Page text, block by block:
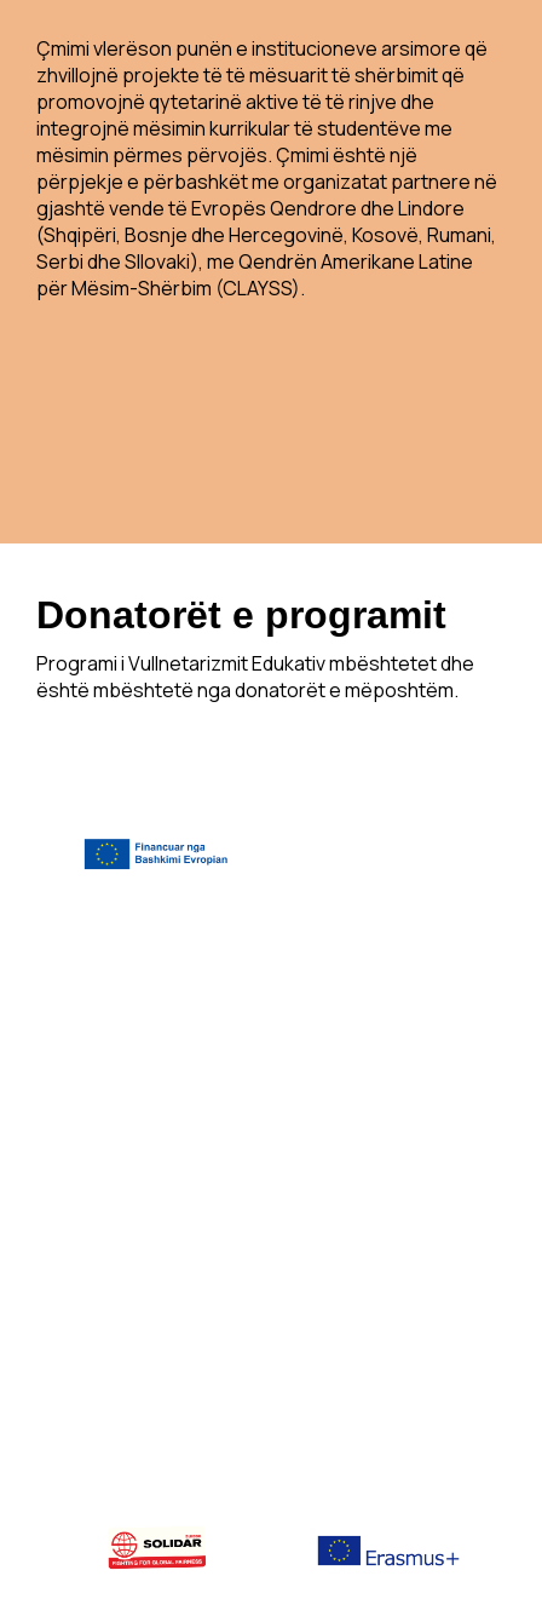
Çmimi vlerëson punën e institucioneve arsimore që
zhvillojnë projekte të të mësuarit të shërbimit që
promovojnë qytetarinë aktive të të rinjve dhe
integrojnë mësimin kurrikular të studentëve me
mësimin përmes përvojës. Çmimi është një
përpjekje e përbashkët me organizatat partnere në
gjashtë vende të Evropës Qendrore dhe Lindore
(Shqipëri, Bosnje dhe Hercegovinë, Kosovë, Rumani,
Serbi dhe Sllovaki), me Qendrën Amerikane Latine
për Mësim-Shërbim (CLAYSS).
Donatorët e programit
Programi i Vullnetarizmit Edukativ mbështetet dhe
është mbështetë nga donatorët e mëposhtëm.